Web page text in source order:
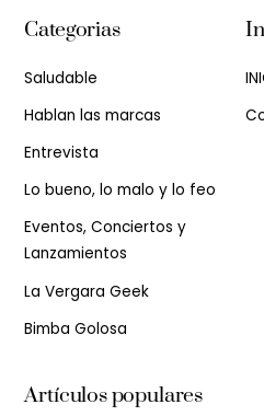
Categorias
Saludable
Hablan las marcas
Entrevista
Lo bueno, lo malo y lo feo
Eventos, Conciertos y
Lanzamientos
La Vergara Geek
Bimba Golosa
Artículos populares